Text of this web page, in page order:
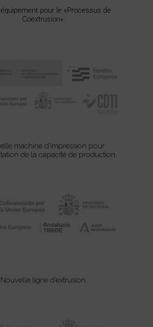
pour le «Processus de
Coextrusion».
machine d’impression pour
de la capacité de production.
Nouvelle ligne d’extrusion.